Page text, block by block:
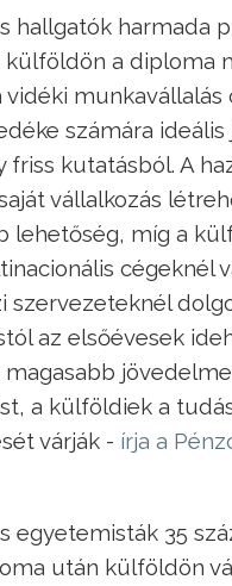
hallgatók harmada
külföldön a diploma
vidéki munkavállalás
számára ideális
friss kutatásból. A
vállalkozás
lehetőség, míg a
cégeknél
szervezeteknél
az elsőévesek
magasabb
a külföldiek a
várják - írja a
egyetemisták 35
után külföldön